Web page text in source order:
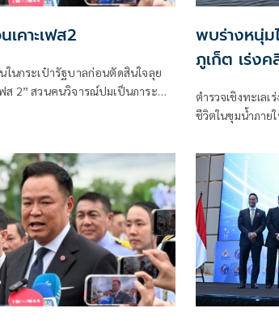
คาะเฟส2
ในกระเป๋ารัฐบาลก่อนตัดสินใจลุย
าระ
พบร่างหนุ่ม
ภูเก็ต เร่ง
ตำรวจเชิงทะเล
ชีวิตในขุมน้ำภาย
สาเหตุที่แน่ชัด ป